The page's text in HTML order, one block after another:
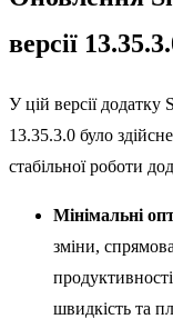
версії
У цій версії
13.35.3.0 було
стабільної роботи
Мінімальні
зміни,
швидкість та